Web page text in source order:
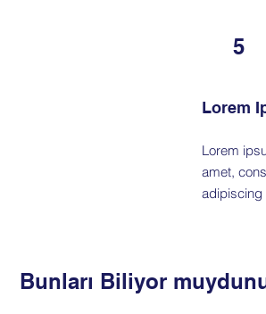
Bunları Biliyor
5
Lorem
Lorem
amet,
adipiscing